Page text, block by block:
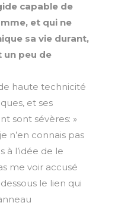
capable de
et qui ne
sa vie durant,
un peu de
haute technicité
et ses
sont sévères: »
n’en connais pas
à l’idée de le
me voir accusé
le lien qui